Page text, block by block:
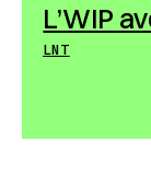
L’WIP
LNT